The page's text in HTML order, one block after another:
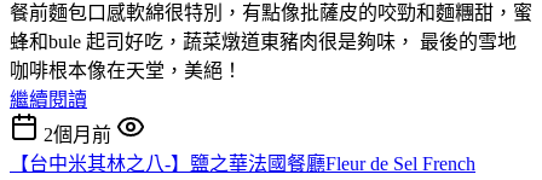
餐前麵包口感軟綿很特別，有點像批薩皮的咬勁和麵糰甜，蜜
蜂和bule 起司好吃，蔬菜燉道東豬肉很是夠味， 最後的雪地
咖啡根本像在天堂，美絕！
繼續閱讀
2個月前
【台中米其林之八-】鹽之華法國餐廳Fleur de Sel French